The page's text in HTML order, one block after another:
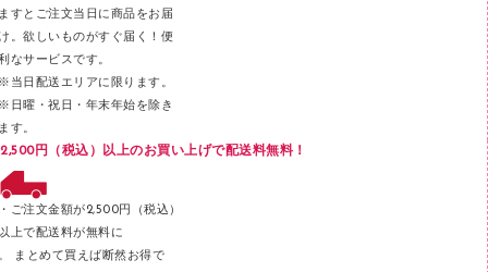
ラベル類
メンディングテープ
メッシュケース／ペンケース
フロアケース
ブックエンド／ブックスタンド
パンチ
はさみ
すとご注文当日に商品をお届
。欲しいものがすぐ届く！便
なサービスです。
当日配送エリアに限ります。
日曜・祝日・年末年始を除き
す。
2,500円（税込）以上のお買い上げで配送料無料！
ご注文金額が2,500円（税込）
上で配送料が無料に
まとめて買えば断然お得で